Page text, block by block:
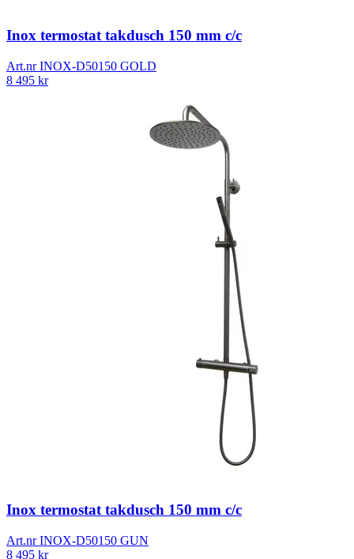
Inox termostat takdusch 150 mm c/c
Art.nrINOX-D50150 GOLD
8 495 kr
Inox termostat takdusch 150 mm c/c
Art.nrINOX-D50150 GUN
8 495 kr